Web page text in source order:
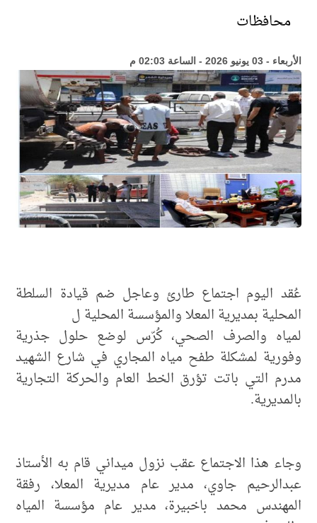
محافظات
الأربعاء - 03 يونيو 2026 - الساعة 02:03 م
عُقد اليوم اجتماع طارئ وعاجل ضم قيادة السلطة
المحلية بمديرية المعلا والمؤسسة المحلية ل
لمياه والصرف الصحي، كُرّس لوضع حلول جذرية
وفورية لمشكلة طفح مياه المجاري في شارع الشهيد
مدرم التي باتت تؤرق الخط العام والحركة التجارية
بالمديرية.
وجاء هذا الاجتماع عقب نزول ميداني قام به الأستاذ
عبدالرحيم جاوي، مدير عام مديرية المعلا، رفقة
المهندس محمد باخبيرة، مدير عام مؤسسة المياه